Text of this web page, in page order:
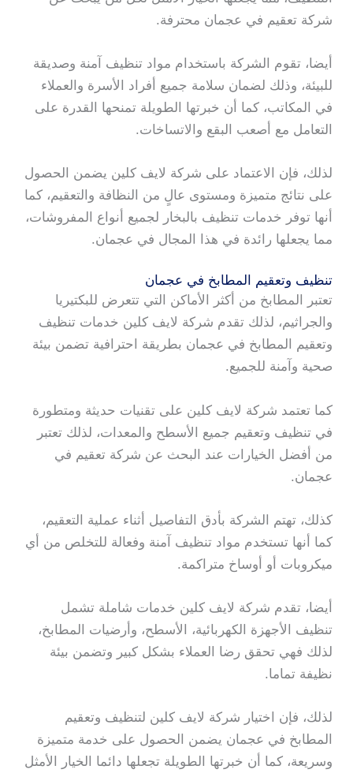
شركة تعقيم في عجمان محترفة.
أيضا، تقوم الشركة باستخدام مواد تنظيف آمنة وصديقة
للبيئة، وذلك لضمان سلامة جميع أفراد الأسرة والعملاء
في المكاتب، كما أن خبرتها الطويلة تمنحها القدرة على
التعامل مع أصعب البقع والاتساخات.
لذلك، فإن الاعتماد على شركة لايف كلين يضمن الحصول
على نتائج متميزة ومستوى عالٍ من النظافة والتعقيم، كما
أنها توفر خدمات تنظيف بالبخار لجميع أنواع المفروشات،
مما يجعلها رائدة في هذا المجال في عجمان.
تنظيف وتعقيم المطابخ في عجمان
تعتبر المطابخ من أكثر الأماكن التي تتعرض للبكتيريا
والجراثيم، لذلك تقدم شركة لايف كلين خدمات تنظيف
وتعقيم المطابخ في عجمان بطريقة احترافية تضمن بيئة
صحية وآمنة للجميع.
كما تعتمد شركة لايف كلين على تقنيات حديثة ومتطورة
في تنظيف وتعقيم جميع الأسطح والمعدات، لذلك تعتبر
من أفضل الخيارات عند البحث عن شركة تعقيم في
عجمان.
كذلك، تهتم الشركة بأدق التفاصيل أثناء عملية التعقيم،
كما أنها تستخدم مواد تنظيف آمنة وفعالة للتخلص من أي
ميكروبات أو أوساخ متراكمة.
أيضا، تقدم شركة لايف كلين خدمات شاملة تشمل
تنظيف الأجهزة الكهربائية، الأسطح، وأرضيات المطابخ،
لذلك فهي تحقق رضا العملاء بشكل كبير وتضمن بيئة
نظيفة تماما.
لذلك، فإن اختيار شركة لايف كلين لتنظيف وتعقيم
المطابخ في عجمان يضمن الحصول على خدمة متميزة
وسريعة، كما أن خبرتها الطويلة تجعلها دائما الخيار الأمثل